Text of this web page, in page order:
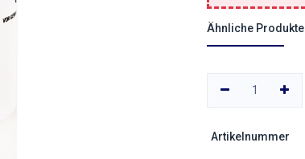
Ähnliche Produkte
Artikelnummer